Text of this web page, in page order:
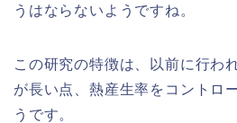
うはならないようですね。
この研究の特徴は、以前に行わ
が長い点、熱産生率をコントロ
うです。